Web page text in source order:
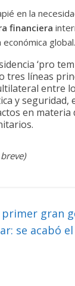
en la
financiera
global.
‘pro
tres líneas
entre
y seguridad,
en materia
gran
se acabó